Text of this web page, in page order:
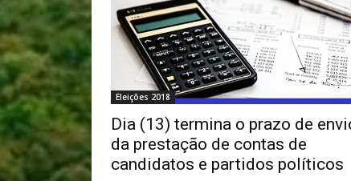
Eleições 2018
Dia (13) termina o prazo de
da prestação de contas de
candidatos e partidos políticos